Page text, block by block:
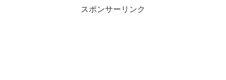
スポンサーリンク